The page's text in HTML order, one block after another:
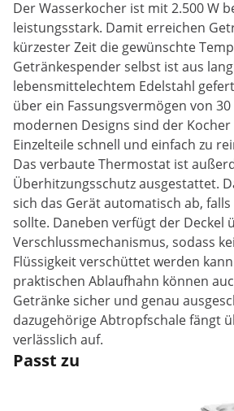
Der Wasserkocher ist mit 2.500 W
leistungsstark. Damit erreichen
kürzester Zeit die gewünschte
Getränkespender selbst ist aus
lebensmittelechtem Edelstahl
über ein Fassungsvermögen von
modernen Designs sind der
Einzelteile schnell und einfach zu
Das verbaute Thermostat ist
Überhitzungsschutz ausgestattet.
sich das Gerät automatisch ab,
sollte. Daneben verfügt der Deckel
Verschlussmechanismus, sodass
Flüssigkeit verschüttet werden
praktischen Ablaufhahn können
Getränke sicher und genau
dazugehörige Abtropfschale fängt
verlässlich auf.
Passt zu